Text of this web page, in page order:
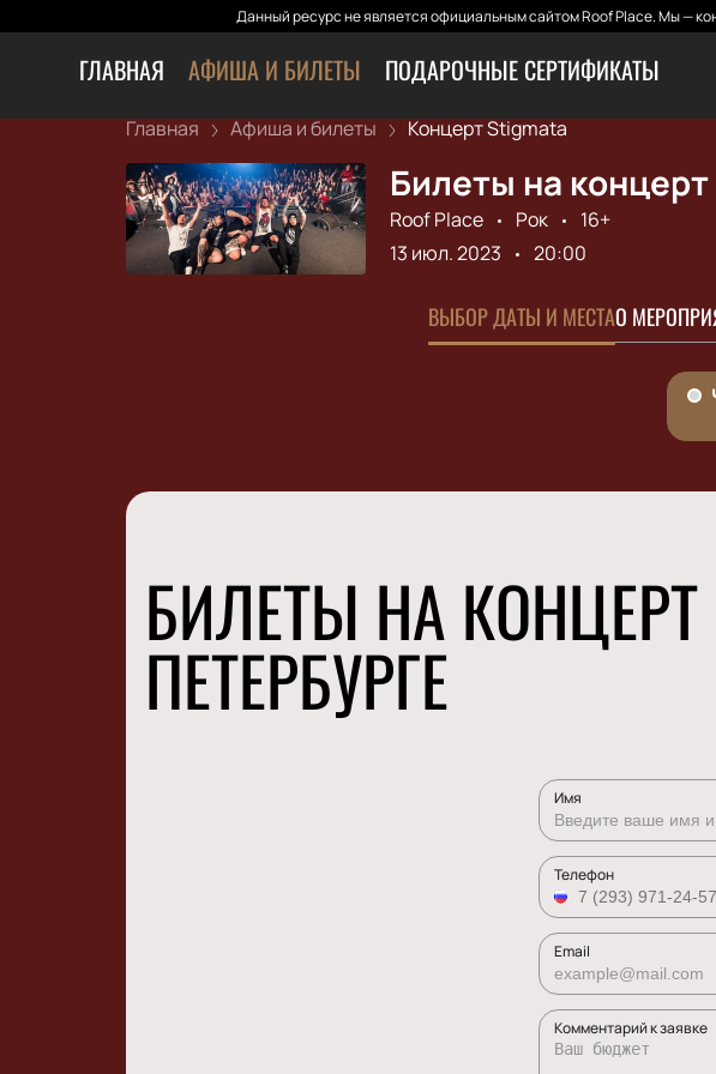
Данный ресурс не является официальным сайтом Roof Place. Мы —
ГЛАВНАЯ АФИША И БИЛЕТЫ ПОДАРОЧНЫЕ СЕРТИФИКАТЫ
Главная Афиша и билеты Концерт Stigmata
Билеты на
Roof Place Рок
16+
13 июл. 2023
20:00
ВЫБОР ДАТЫ И МЕСТАО
БИЛЕТЫ НА КОНЦЕРТ
ПЕТЕРБУРГЕ
Имя
Телефон
Email
Комментарий к заявке